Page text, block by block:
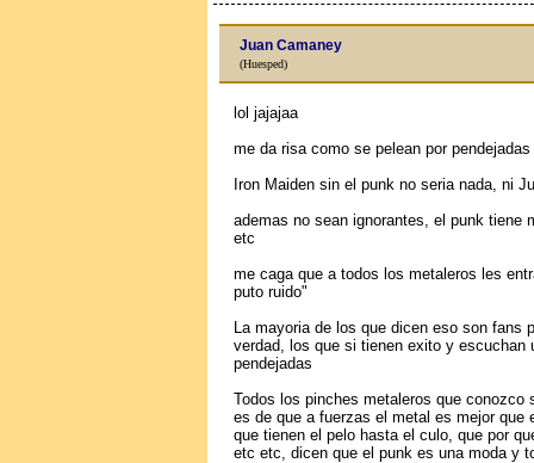
Juan Camaney
(Huesped)
lol jajajaa
me da risa como se pelean por pendejadas
Iron Maiden sin el punk no seria nada, ni
ademas no sean ignorantes, el punk
etc
me caga que a todos los metaleros les
puto ruido"
La mayoria de los que dicen eso son fans
verdad, los que si tienen exito y
pendejadas
Todos los pinches metaleros que
es de que a fuerzas el metal es mejor que
que tienen el pelo hasta el culo, que por
etc etc, dicen que el punk es una moda y